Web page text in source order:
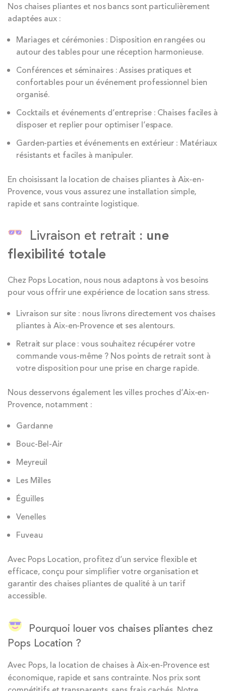
Nos chaises pliantes et nos bancs sont particulièrement
adaptées aux :
Mariages et cérémonies : Disposition en rangées ou
autour des tables pour une réception harmonieuse.
Conférences et séminaires : Assises pratiques et
confortables pour un événement professionnel bien
organisé.
Cocktails et événements d’entreprise : Chaises faciles à
disposer et replier pour optimiser l’espace.
Garden-parties et événements en extérieur : Matériaux
résistants et faciles à manipuler.
En choisissant la location de chaises pliantes à Aix-en-
Provence, vous vous assurez une installation simple,
rapide et sans contrainte logistique.
Livraison et retrait : une
flexibilité totale
Chez Pops Location, nous nous adaptons à vos besoins
pour vous offrir une expérience de location sans stress.
Livraison sur site : nous livrons directement vos chaises
pliantes à Aix-en-Provence et ses alentours.
Retrait sur place : vous souhaitez récupérer votre
commande vous-même ? Nos points de retrait sont à
votre disposition pour une prise en charge rapide.
Nous desservons également les villes proches d’Aix-en-
Provence, notamment :
Gardanne
Bouc-Bel-Air
Meyreuil
Les Milles
Éguilles
Venelles
Fuveau
Avec Pops Location, profitez d’un service flexible et
efficace, conçu pour simplifier votre organisation et
garantir des chaises pliantes de qualité à un tarif
accessible.
Pourquoi louer vos chaises pliantes chez
Pops Location ?
Avec Pops, la location de chaises à Aix-en-Provence est
économique, rapide et sans contrainte. Nos prix sont